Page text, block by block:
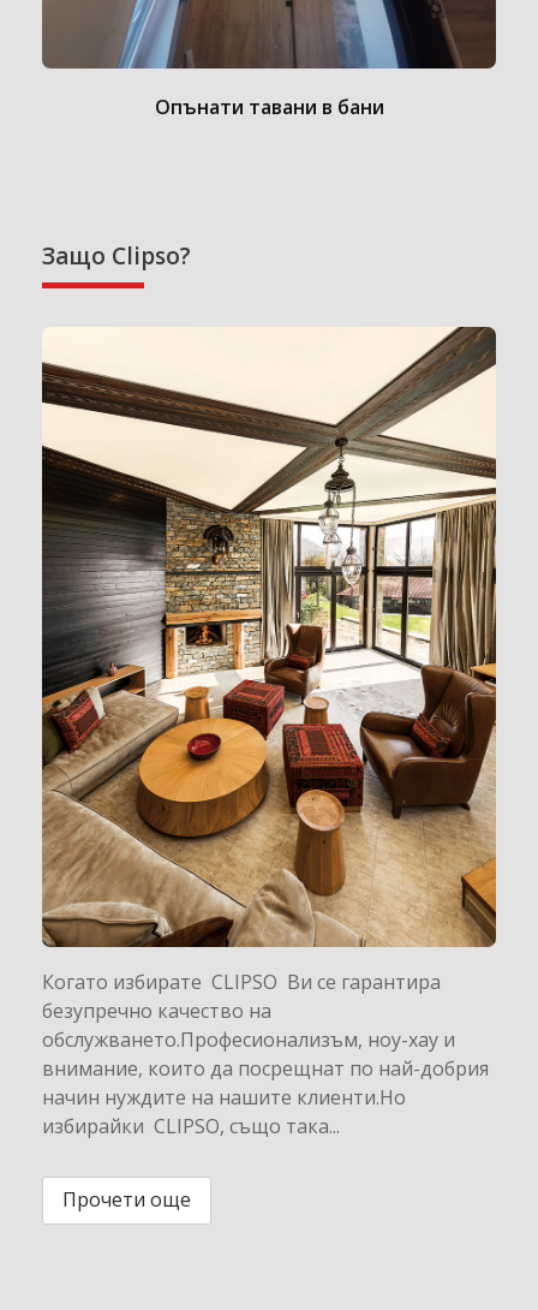
Опънати тавани в бани
Защо Clipso?
Когато избирате CLIPSO Ви се гарантира
безупречно качество на
обслужването.Професионализъм, ноу-хау и
внимание, които да посрещнат по най-добрия
начин нуждите на нашите клиенти.Но
избирайки CLIPSO, също така...
Прочети още